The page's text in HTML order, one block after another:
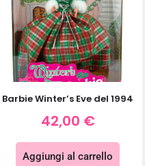
Barbie Winter’s Eve del 1994
42,00 €
Aggiungi al carrello